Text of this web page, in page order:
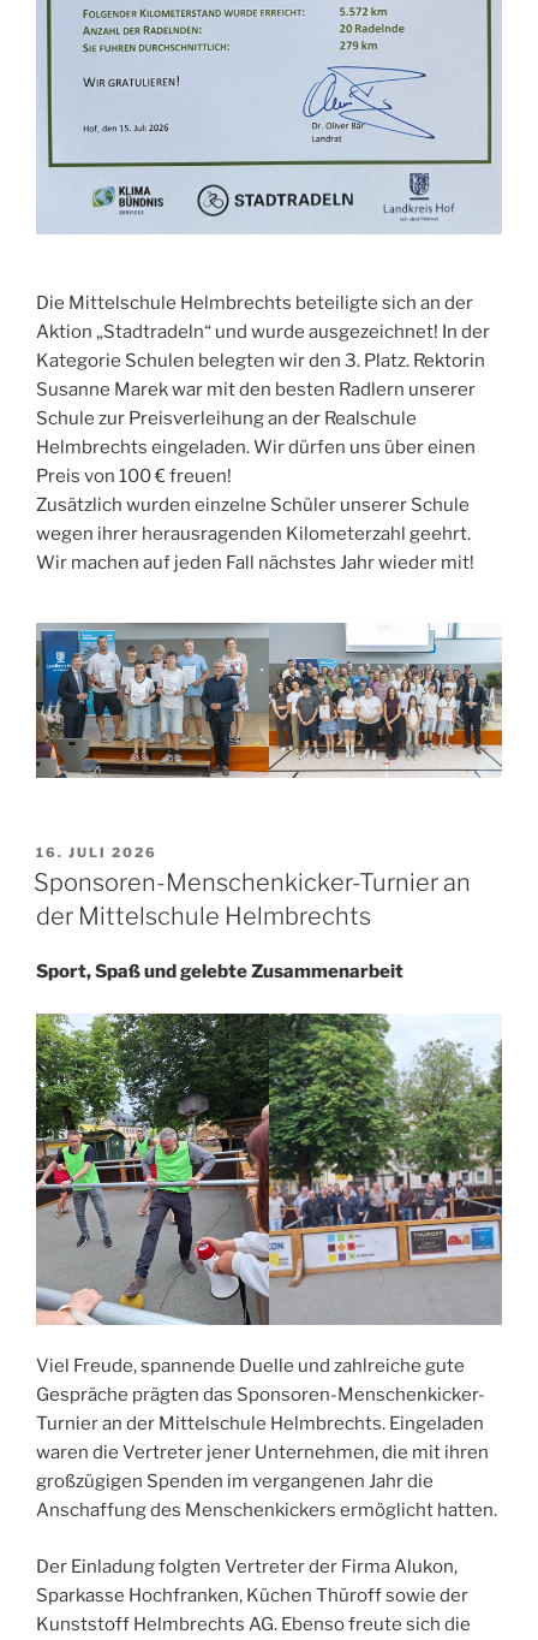
Die Mittelschule Helmbrechts beteiligte sich an der
Aktion „Stadtradeln“ und wurde ausgezeichnet! In der
Kategorie Schulen belegten wir den 3. Platz. Rektorin
Susanne Marek war mit den besten Radlern unserer
Schule zur Preisverleihung an der Realschule
Helmbrechts eingeladen. Wir dürfen uns über einen
Preis von 100 € freuen!
Zusätzlich wurden einzelne Schüler unserer Schule
wegen ihrer herausragenden Kilometerzahl geehrt.
Wir machen auf jeden Fall nächstes Jahr wieder mit!
VERÖFFENTLICHT
AM
16. JULI 2026
Sponsoren-Menschenkicker-Turnier an
der Mittelschule Helmbrechts
Sport, Spaß und gelebte Zusammenarbeit
Viel Freude, spannende Duelle und zahlreiche gute
Gespräche prägten das Sponsoren-Menschenkicker-
Turnier an der Mittelschule Helmbrechts. Eingeladen
waren die Vertreter jener Unternehmen, die mit ihren
großzügigen Spenden im vergangenen Jahr die
Anschaffung des Menschenkickers ermöglicht hatten.
Der Einladung folgten Vertreter der Firma Alukon,
Sparkasse Hochfranken, Küchen Thüroff sowie der
Kunststoff Helmbrechts AG. Ebenso freute sich die